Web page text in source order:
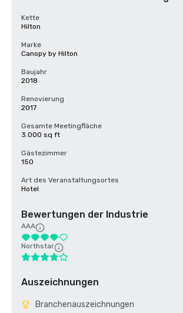
Kette
Hilton
Marke
Canopy by Hilton
Baujahr
2018
Renovierung
2017
Gesamte Meetingfläche
3.000 sq ft
Gästezimmer
150
Art des Veranstaltungsortes
Hotel
Bewertungen der Industrie
AAA
Northstar
Auszeichnungen
Branchenauszeichnungen